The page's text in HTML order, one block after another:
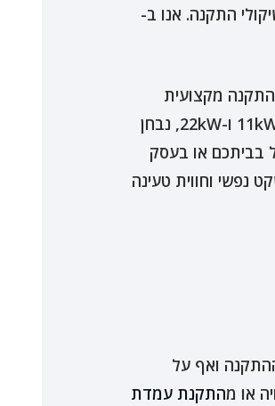
מקצועית
בפריסה ארצית ושירות אמין לאורך זמן. מדריך זה נועד לעשות לכם סדר. נצלול לעומק ההבדלים בין עמדות טעינה 11kW, 7kW ו-22kW, נבחן
בביתכם או בעסק
נפשי וחווית טעינה
ואף על
או מהתקנת עמדת